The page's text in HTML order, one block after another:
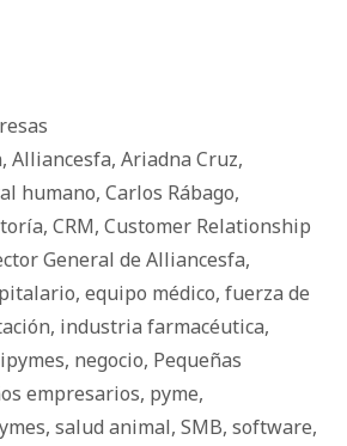
, Alliancesfa, Ariadna Cruz,
humano, Carlos Rábago,
, CRM, Customer Relationship
General de Alliancesfa,
, equipo médico, fuerza de
, industria farmacéutica,
, negocio, Pequeñas
empresarios, pyme,
, salud animal, SMB, software,